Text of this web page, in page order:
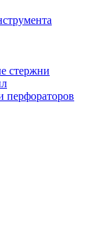
стержни
перфораторов